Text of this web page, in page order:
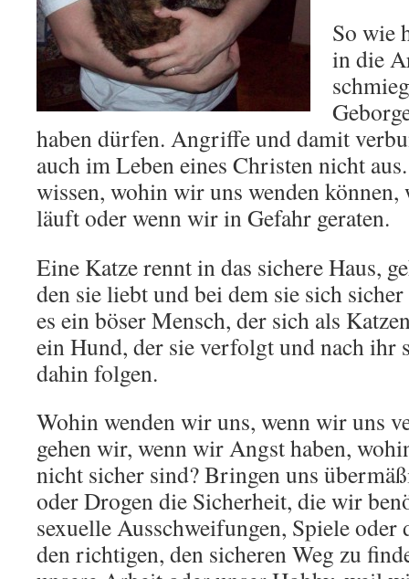
So wie
in die
haben dürfen. Angriffe und damit
auch im Leben eines Christen nicht
wissen, wohin wir uns wenden können,
läuft oder wenn wir in Gefahr geraten.
Eine Katze rennt in das sichere Haus,
den sie liebt und bei dem sie sich
es ein böser Mensch, der sich als
ein Hund, der sie verfolgt und nach ihr
dahin folgen.
Wohin wenden wir uns, wenn wir uns
gehen wir, wenn wir Angst haben,
nicht sicher sind? Bringen uns
oder Drogen die Sicherheit, die wir
sexuelle Ausschweifungen, Spiele
den richtigen, den sicheren Weg zu